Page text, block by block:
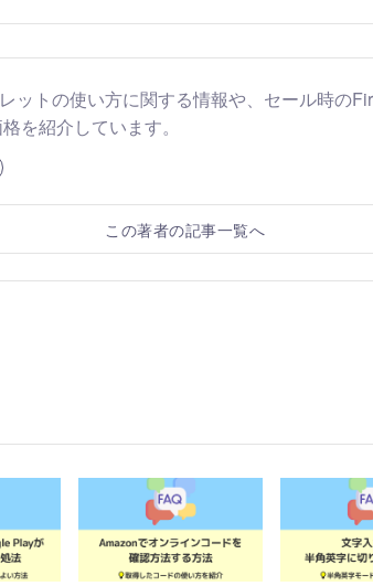
ットの使い方に関する情報や、セール時の
を紹介しています。
この著者の記事一覧へ